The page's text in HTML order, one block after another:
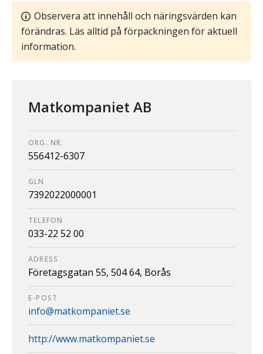
Observera att innehåll och näringsvärden kan
förändras. Läs alltid på förpackningen för aktuell
information.
Matkompaniet AB
ORG. NR.
556412-6307
GLN
7392022000001
TELEFON
033-22 52 00
ADRESS
Företagsgatan 55, 504 64, Borås
E-POST
info@matkompaniet.se
http://www.matkompaniet.se